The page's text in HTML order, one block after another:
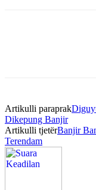
Artikulli paraprak
Dikepung Banjir
Artikulli tjetërBanjir
Terendam